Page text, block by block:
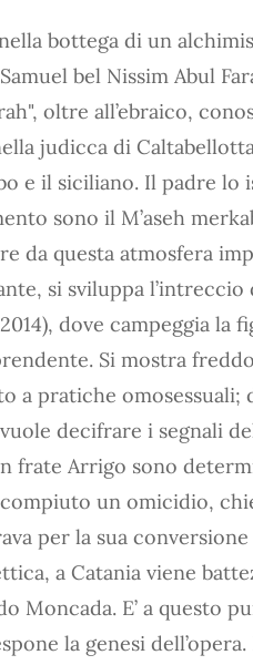
bottega di un
bel Nissim Abul
oltre all’ebraico,
judicca di
e il siciliano. Il padre lo
sono il M’aseh
da questa atmosfera
si sviluppa l’intreccio
dove campeggia la
Si mostra
a pratiche
decifrare i segnali
frate Arrigo sono
un omicidio,
per la sua
a Catania viene
Moncada. E’ a questo
la genesi